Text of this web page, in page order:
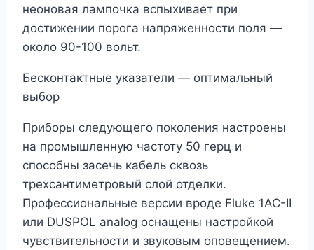
неоновая лампочка вспыхивает при
достижении порога напряженности поля —
около 90-100 вольт.
Бесконтактные указатели — оптимальный
выбор
Приборы следующего поколения настроены
на промышленную частоту 50 герц и
способны засечь кабель сквозь
трехсантиметровый слой отделки.
Профессиональные версии вроде Fluke 1AC-II
или DUSPOL analog оснащены настройкой
чувствительности и звуковым оповещением.